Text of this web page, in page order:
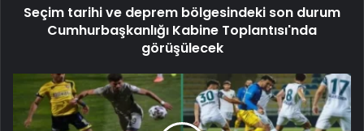
Seçim tarihi ve deprem bölgesindeki son durum
Cumhurbaşkanlığı Kabine Toplantısı'nda
görüşülecek